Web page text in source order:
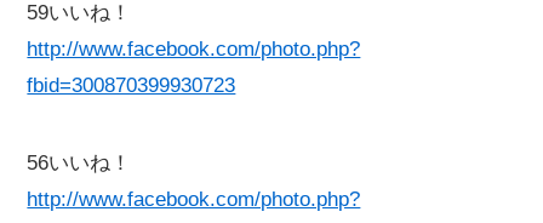
59いいね！
http://www.facebook.com/photo.php?
fbid=300870399930723
56いいね！
http://www.facebook.com/photo.php?